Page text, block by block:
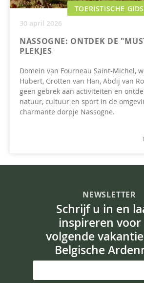
TOERISTISCHE GIDS
30 april 2026
NASSOGNE: ONTDEK DE
PLEKJES
Domein van Fourneau Saint-Michel,
Hubert, Grotten van Han, Abdij van
geen gebrek aan activiteiten en
natuur, cultuur en sport in de
charmante dorpje Nassogne.
NEWSLETTER
Schrijf u in en
inspireren
volgende
Belgische